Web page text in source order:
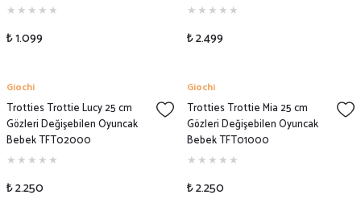
₺ 1.099 ₺ 2.499
Giochi
Trotties Trottie Lucy 25 cm
Gözleri Değişebilen Oyuncak
Bebek TFT02000
₺ 2.250
Giochi
Trotties Trottie Mia 25 cm
Gözleri Değişebilen Oyuncak
Bebek TFT01000
₺ 2.250